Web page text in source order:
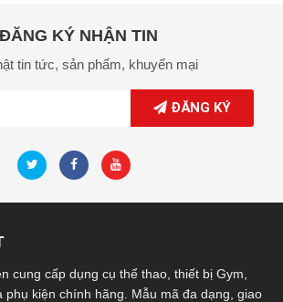
ĐĂNG KÝ NHẬN TIN
tin tức, sản phẩm, khuyến mại
ĐĂNG KÝ
cung cấp dụng cụ thể thao, thiết bị Gym,
phụ kiện chính hãng. Mẫu mã đa dạng, giao